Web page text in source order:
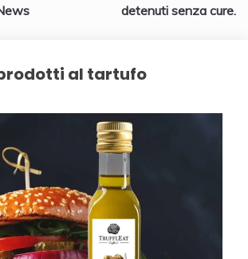
detenuti senza cure.
al tartufo